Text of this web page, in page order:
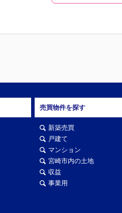
売買物件を探す
新築売買
戸建て
マンション
宮崎市内の土地
収益
事業用